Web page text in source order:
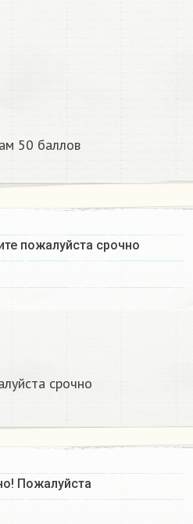
50 баллов
пожалуйста срочно
срочно
Пожалуйста